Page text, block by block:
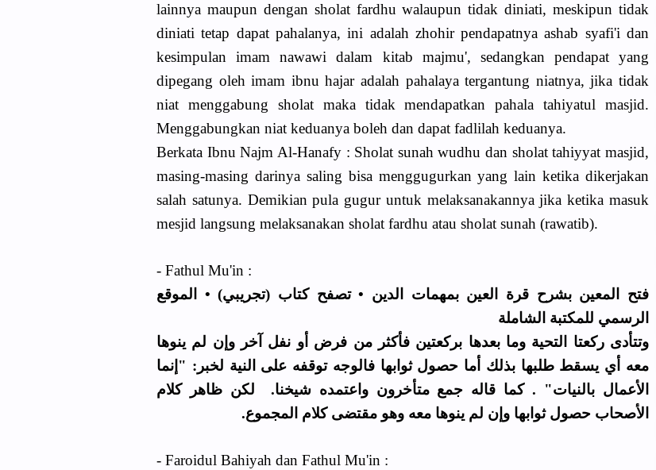
lainnya maupun dengan sholat fardhu walaupun tidak diniati, meskipun tidak
diniati tetap dapat pahalanya, ini adalah zhohir pendapatnya ashab syafi'i dan
kesimpulan imam nawawi dalam kitab majmu', sedangkan pendapat yang
dipegang oleh imam ibnu hajar adalah pahalaya tergantung niatnya, jika tidak
niat menggabung sholat maka tidak mendapatkan pahala tahiyatul masjid.
Menggabungkan niat keduanya boleh dan dapat fadlilah keduanya.
Berkata Ibnu Najm Al-Hanafy : Sholat sunah wudhu dan sholat tahiyyat masjid,
masing-masing darinya saling bisa menggugurkan yang lain ketika dikerjakan
salah satunya. Demikian pula gugur untuk melaksanakannya jika ketika masuk
mesjid langsung melaksanakan sholat fardhu atau sholat sunah (rawatib).
- Fathul Mu'in :
فتح المعين بشرح قرة العين بمهمات الدين • تصفح كتاب (تجريبي) • الموقع
الرسمي للمكتبة الشاملة
وتتأدى ركعتا التحية وما بعدها بركعتين فأكثر من فرض أو نفل آخر وإن لم ينوها
معه أي يسقط طلبها بذلك أما حصول ثوابها فالوجه توقفه على النية لخبر: "إنما
الأعمال بالنيات" . كما قاله جمع متأخرون واعتمده شيخنا. لكن ظاهر كلام
الأصحاب حصول ثوابها وإن لم ينوها معه وهو مقتضى كلام المجموع.
- Faroidul Bahiyah dan Fathul Mu'in :